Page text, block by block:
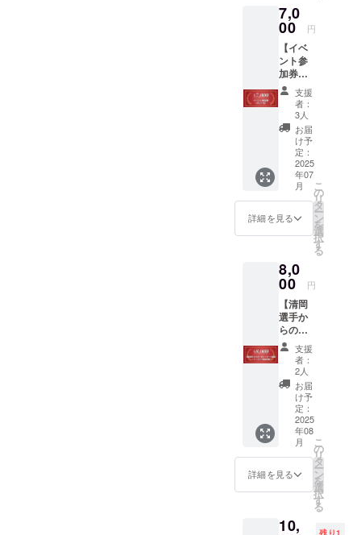
一内容
です。
援者様
にてご
用意く
ださ
い。 ※
万が一
当日
キャン
セルさ
れた場
合もご
返金で
きませ
ん。
からの
感謝を
込め
て、お
礼の
メール
をお送
りしま
す。 リ
ターン
の品物
などは
ありま
せん
が、い
ただい
たご支
たちの
夢を支
える活
動に大
切に活
用させ
ていた
だきま
す。 ※
このリ
ターン
は、
3000
円、
10000
円、
30000
一内容
7,0
00 円
【イベ
ント参
加券
（大人1
名）】
・場所
場所:シ
ティ
ホール
＆ギャ
ラリー
五反田
・住
所：東
京都品
川区西
8-4-
13 五
反田JP
ビル
ディン
グ3F ・
日時：
2025年
7月29日
（火）
11:00〜
13:00 ※
支援者
様の交
通費や
滞在費
さい。
支援
者：
3人
お届
け予
定：
2025
年07
月
詳細を見る
こ
の
リ
タ
ー
ン
を
選
択
す
る
8,0
00 円
【清岡
選手か
らの一
言メッ
セージ
動画】
＋
【アー
カイブ
動画視
聴】 清
岡選手
から1分
程度の
メッ
セージ
詳細：
支援
者：
2人
お届
け予
定：
2025
年08
月
詳細を見る
こ
の
リ
タ
ー
ン
を
選
択
す
る
10, 残り1